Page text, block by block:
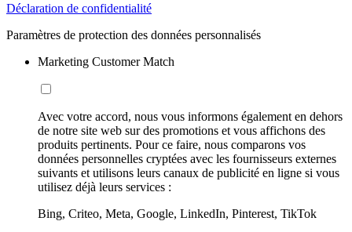
Déclaration de confidentialité
Paramètres de protection des données personnalisés
Marketing Customer Match
Avec votre accord, nous vous informons également en dehors
de notre site web sur des promotions et vous affichons des
produits pertinents. Pour ce faire, nous comparons vos
données personnelles cryptées avec les fournisseurs externes
suivants et utilisons leurs canaux de publicité en ligne si vous
utilisez déjà leurs services :
Bing, Criteo, Meta, Google, LinkedIn, Pinterest, TikTok